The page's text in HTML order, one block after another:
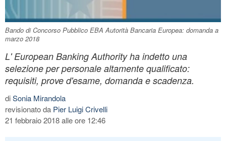
Bando di Concorso Pubblico EBA Autorità Bancaria Europea: domanda a
marzo 2018
L' European Banking Authority ha indetto una
selezione per personale altamente qualificato:
requisiti, prove d'esame, domanda e scadenza.
diSonia Mirandola
revisionato da Pier Luigi Crivelli
21 febbraio 2018 alle ore 12:46